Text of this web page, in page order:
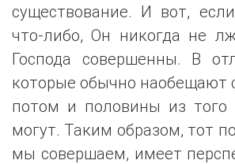
существование. И вот,
что-либо, Он никогда не
Господа совершенны. В
которые обычно наобещают
потом и половины из того
могут. Таким образом, тот
мы совершаем, имеет